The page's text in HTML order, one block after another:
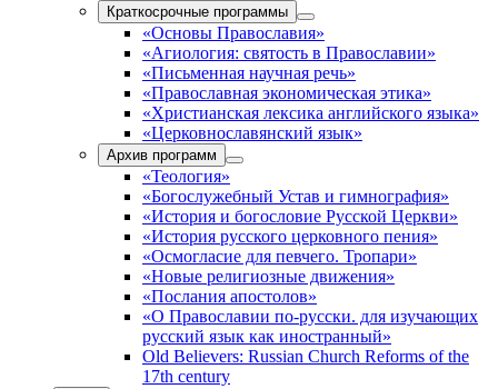
Краткосрочные программы
«Основы Православия»
«Агиология: святость в Православии»
«Письменная научная речь»
«Православная экономическая этика»
«Христианская лексика английского языка»
«Церковнославянский язык»
Архив программ
«Теология»
«Богослужебный Устав и гимнография»
«История и богословие Русской Церкви»
«История русского церковного пения»
«Осмогласие для певчего. Тропари»
«Новые религиозные движения»
«Послания апостолов»
«О Православии по-русски. для изучающих
русский язык как иностранный»
Old Believers: Russian Church Reforms of the
17th century